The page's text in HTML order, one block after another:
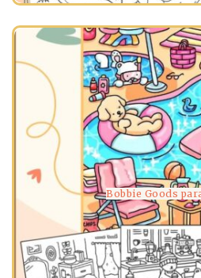
Bobbie Goods